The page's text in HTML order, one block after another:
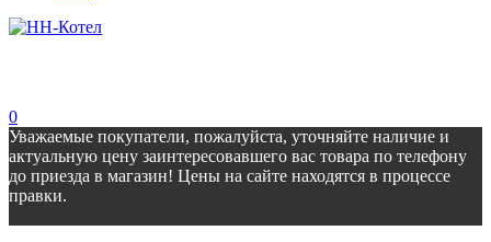
0
Уважаемые покупатели, пожалуйста, уточняйте наличие и
актуальную цену заинтересовавшего вас товара по телефону
до приезда в магазин! Цены на сайте находятся в процессе
правки.